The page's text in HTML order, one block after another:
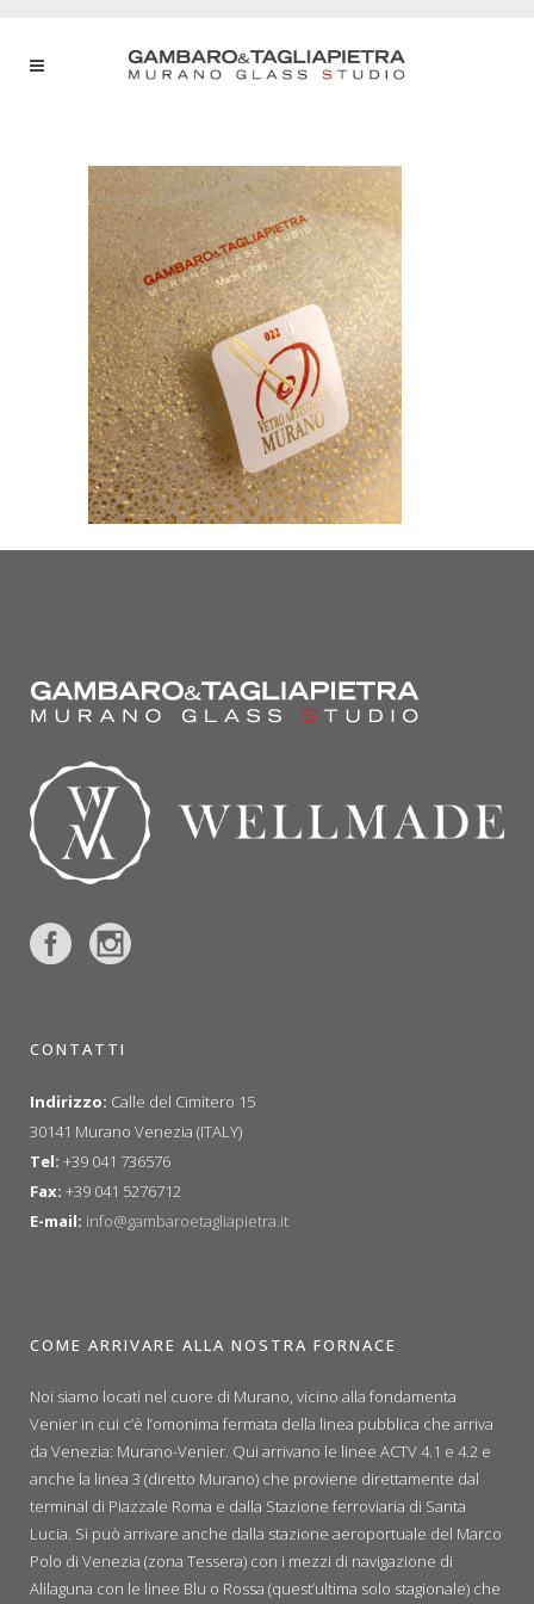
CONTATTI
Indirizzo: Calle del Cimitero 15
30141 Murano Venezia (ITALY)
Tel: +39 041 736576
Fax: +39 041 5276712
E-mail: info@gambaroetagliapietra.it
COME ARRIVARE ALLA NOSTRA FORNACE
Noi siamo locati nel cuore di Murano, vicino alla fondamenta
Venier in cui c’è l’omonima fermata della linea pubblica che arriva
da Venezia: Murano-Venier. Qui arrivano le linee ACTV 4.1 e 4.2 e
anche la linea 3 (diretto Murano) che proviene direttamente dal
terminal di Piazzale Roma e dalla Stazione ferroviaria di Santa
Lucia. Si può arrivare anche dalla stazione aeroportuale del Marco
Polo di Venezia (zona Tessera) con i mezzi di navigazione di
Alilaguna con le linee Blu o Rossa (quest’ultima solo stagionale) che